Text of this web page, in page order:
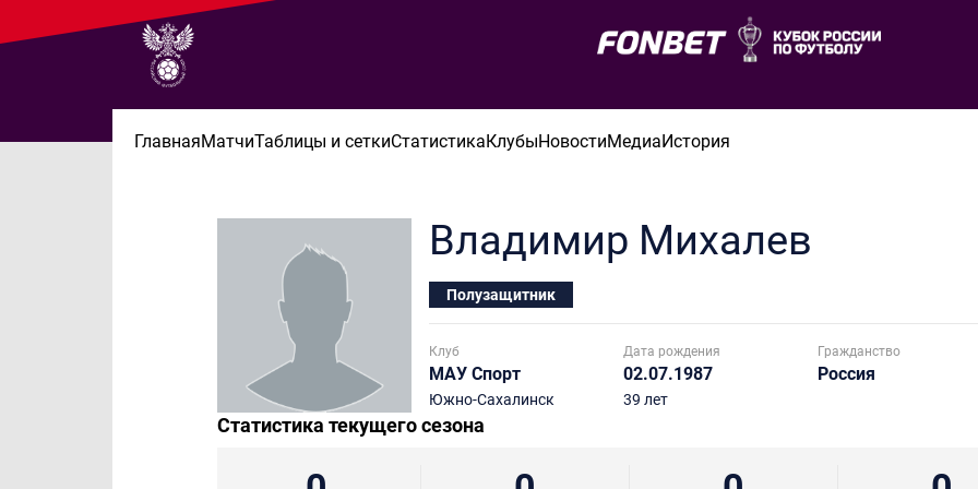
ГлавнаяМатчиТаблицы и сеткиСтатистикаКлубыНовостиМедиаИстория
Владимир Михалев
Полузащитник
Клуб
МАУ Спорт
Южно-Сахалинск
Дата рождения
02.07.1987
39 лет
Гражданство
Россия
Статистика текущего сезона